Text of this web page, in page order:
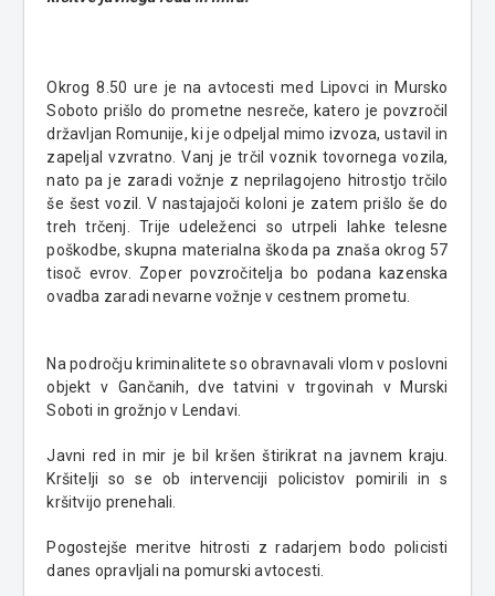
Okrog 8.50 ure je na avtocesti med Lipovci in Mursko
Soboto prišlo do prometne nesreče, katero je povzročil
državljan Romunije, ki je odpeljal mimo izvoza, ustavil in
zapeljal vzvratno. Vanj je trčil voznik tovornega vozila,
nato pa je zaradi vožnje z neprilagojeno hitrostjo trčilo
še šest vozil. V nastajajoči koloni je zatem prišlo še do
treh trčenj. Trije udeleženci so utrpeli lahke telesne
poškodbe, skupna materialna škoda pa znaša okrog 57
tisoč evrov. Zoper povzročitelja bo podana kazenska
ovadba zaradi nevarne vožnje v cestnem prometu.
Na področju kriminalitete so obravnavali vlom v poslovni
objekt v Gančanih, dve tatvini v trgovinah v Murski
Soboti in grožnjo v Lendavi.
Javni red in mir je bil kršen štirikrat na javnem kraju.
Kršitelji so se ob intervenciji policistov pomirili in s
kršitvijo prenehali.
Pogostejše meritve hitrosti z radarjem bodo policisti
danes opravljali na pomurski avtocesti.